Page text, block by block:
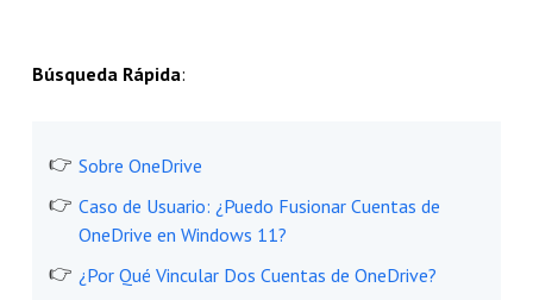
Búsqueda Rápida:
Sobre OneDrive
Caso de Usuario: ¿Puedo Fusionar Cuentas de
OneDrive en Windows 11?
¿Por Qué Vincular Dos Cuentas de OneDrive?